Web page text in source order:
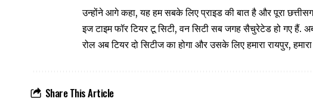
उन्होंने आगे कहा, यह हम सबके लिए प्राइड की बात है और पूरा
इज टाइम फॉर टियर टू सिटी, वन सिटी सब जगह सैचुरेटेड हो गए हैं.
रोल अब टियर दो सिटीज का होगा और उसके लिए हमारा रायपुर,
Share This Article